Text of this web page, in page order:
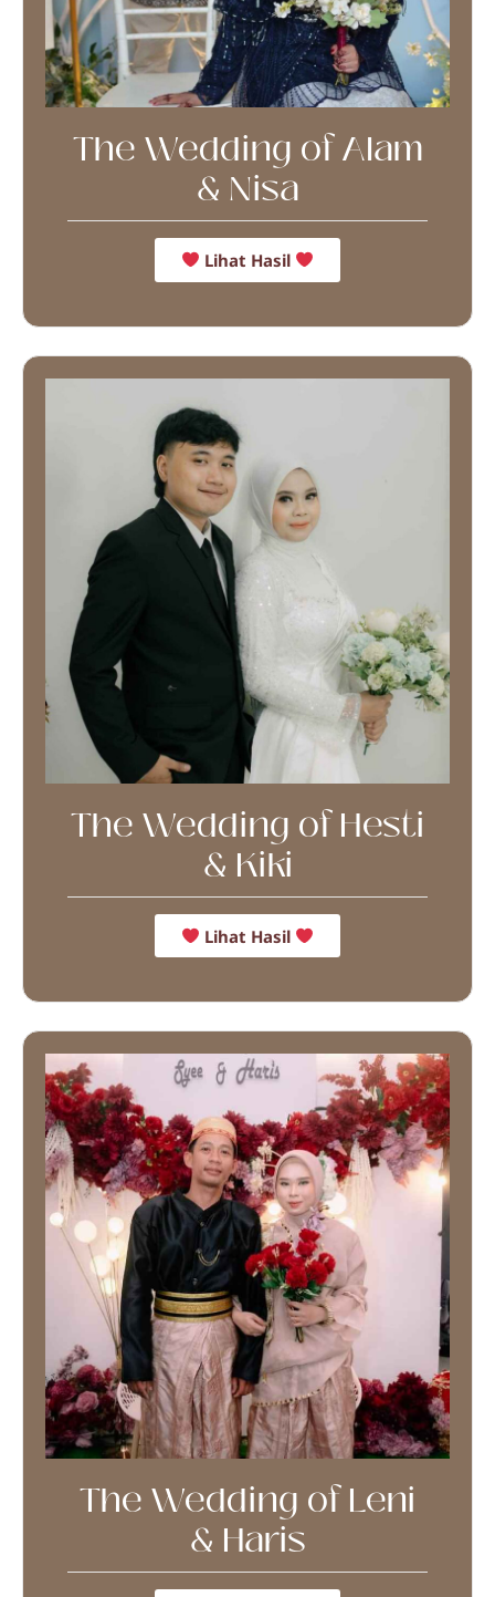
The Wedding of Alam
& Nisa
Lihat Hasil
The Wedding of Hesti
& Kiki
Lihat Hasil
The Wedding of Leni
& Haris